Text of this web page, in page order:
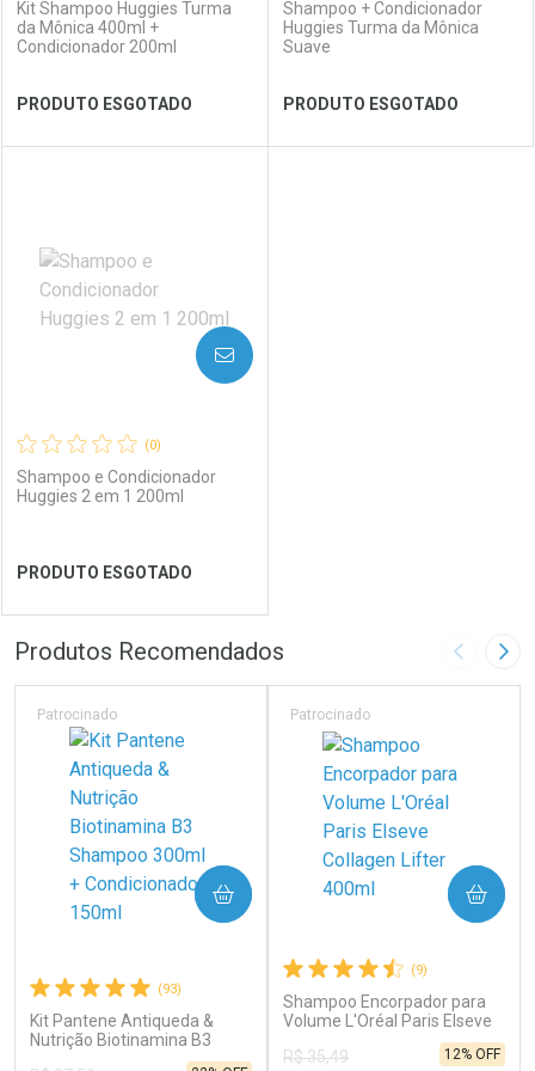
Ver Desconto Convênio Ver Desconto Convênio
Kit Shampoo Huggies Turma
da Mônica 400ml +
Condicionador 200ml
PRODUTO ESGOTADO
Laboratório
Ver Desconto Convênio
Por Menos
Shampoo + Condicionador
Huggies Turma da Mônica
Suave
PRODUTO ESGOTADO
(0)
Shampoo e Condicionador
Huggies 2 em 1 200ml
PRODUTO ESGOTADO
AVISE-ME
FECHAR
Laboratório
Ver Desconto Convênio
FECHAR
Por Menos
Produtos Recomendados Imagem
(93)
Kit Pantene Antiqueda &
Nutrição Biotinamina B3
Patrocinado
COMPRAR
(9)
Shampoo Encorpador para
Volume L'Oréal Paris Elseve
Collagen Lifter 400ml
Patrocinado
R$ 35,49 12% OFF
COMPRAR